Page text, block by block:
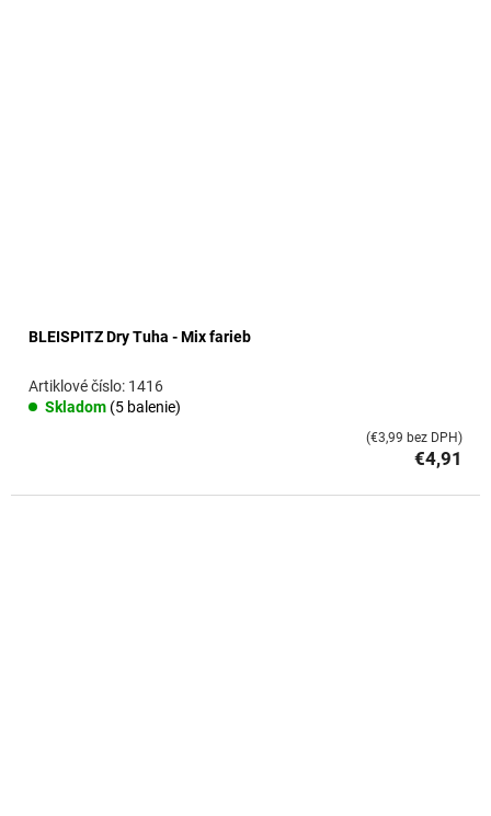
BLEISPITZ Dry Tuha - Mix farieb
Skladom (5 balenie)
1416
€4,91
(€3,99 bez DPH)